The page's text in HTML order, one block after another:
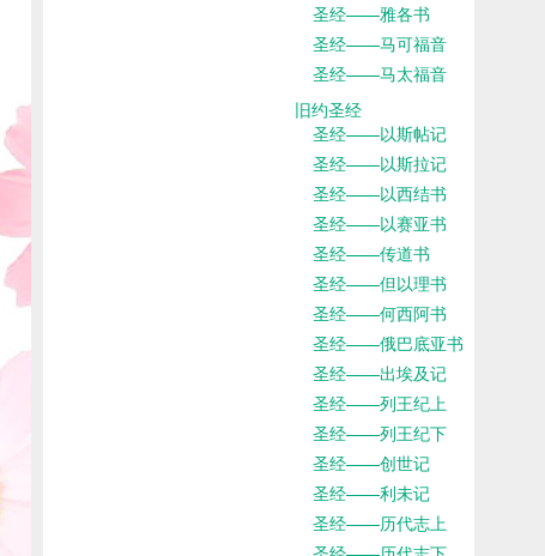
圣经——雅各书
圣经——马可福音
圣经——马太福音
旧约圣经
圣经——以斯帖记
圣经——以斯拉记
圣经——以西结书
圣经——以赛亚书
圣经——传道书
圣经——但以理书
圣经——何西阿书
圣经——俄巴底亚书
圣经——出埃及记
圣经——列王纪上
圣经——列王纪下
圣经——创世记
圣经——利未记
圣经——历代志上